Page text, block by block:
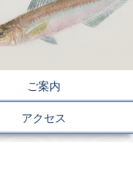
ご案内
アクセス